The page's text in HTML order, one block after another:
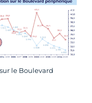
le Boulevard